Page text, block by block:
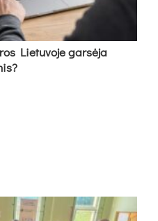
Lietuvoje garsėja